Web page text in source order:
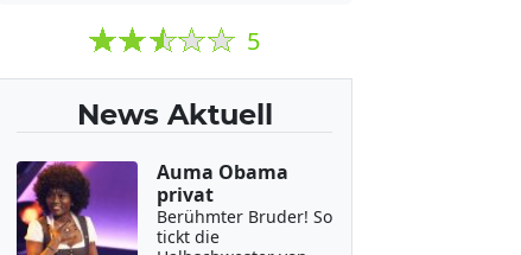
5
News Aktuell
Auma Obama
privat
Berühmter Bruder! So
tickt die